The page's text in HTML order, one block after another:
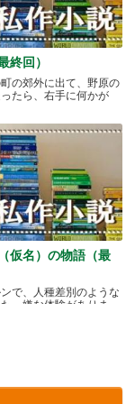
終回）
の郊外に出て、野原の
たら、右手に何かが
仮名）の物語（最
で、人種差別のような
、嫌な体験がありま